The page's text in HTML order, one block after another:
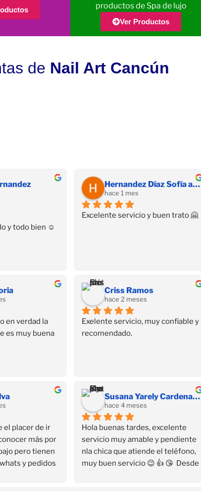
productos de Spa de lujo
Ver Productos
de Nail Art Cancún
y todo bien ☺️
Hernandez Díaz Sofía alessandra
hace 1 mes
Excelente servicio y buen trato 🤗
en verdad la
es muy buena
Criss Ramos
hace 2 meses
Exelente servicio, muy confiable y
recomendado.
el placer de ir
más por
pero tienen
y pedidos
Susana Yarely Cardenas Sanchez
hace 4 meses
Hola buenas tardes, excelente
servicio muy amable y pendiente
nla chica que atiende el teléfono,
muy buen servicio 😉 👍 😘  Desde